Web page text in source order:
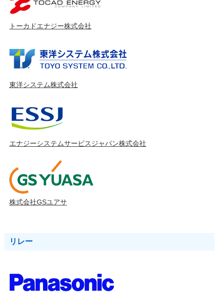
トーカドエナジー株式会社
東洋システム株式会社
エナジーシステムサービスジャパン株式会社
株式会社GSユアサ
リレー